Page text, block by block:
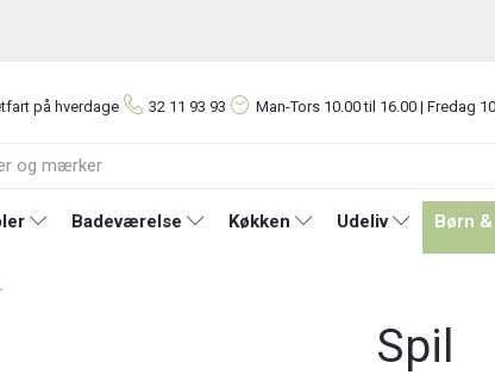
på hverdage 32 11 93 93 Man-Tors 10.00 til 16.00 | Fredag
Badeværelse Køkken Udeliv Børn
Spil